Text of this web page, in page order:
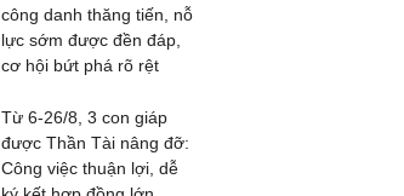
công danh thăng tiến, nỗ
lực sớm được đền đáp,
cơ hội bứt phá rõ rệt
Từ 6-26/8, 3 con giáp
được Thần Tài nâng đỡ:
Công việc thuận lợi, dễ